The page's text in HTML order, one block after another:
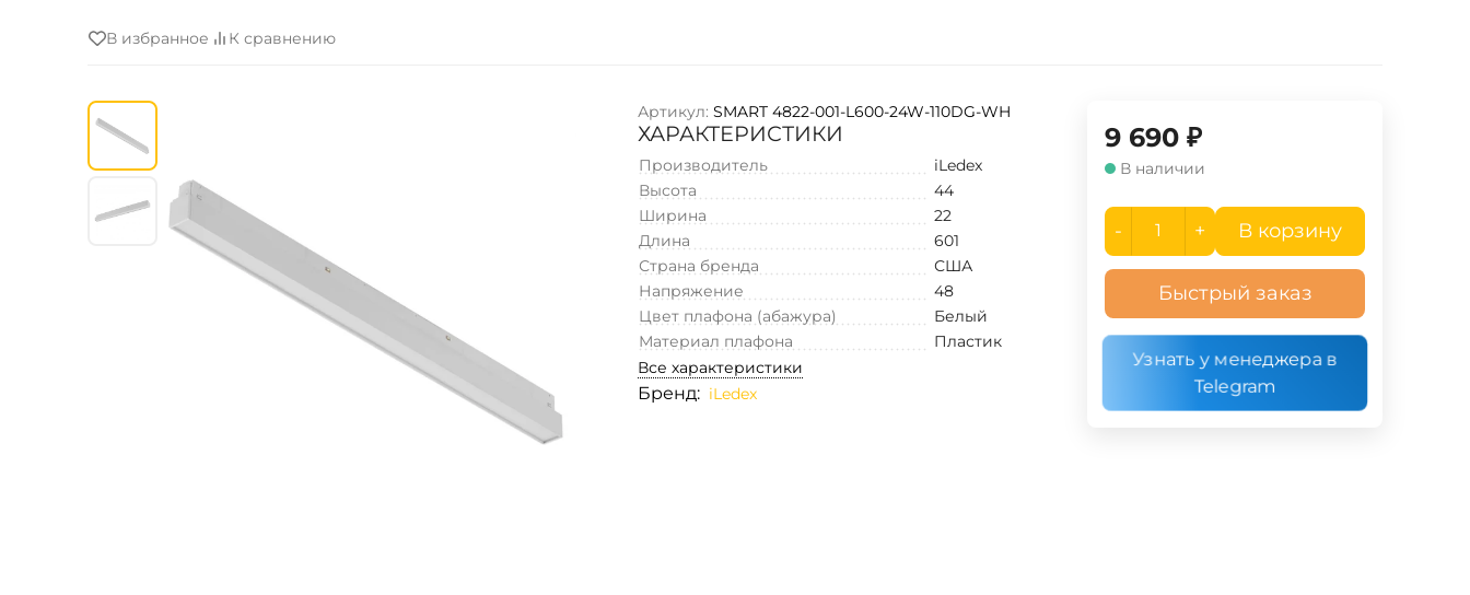
В избранное К сравнению
Артикул: SMART 4822-001-L600-24W-110DG-WH
ХАРАКТЕРИСТИКИ
Производитель
iLedex
Высота
44
Ширина
22
Длина
601
Страна бренда
США
Напряжение
48
Цвет плафона (абажура)
Белый
Материал плафона
Пластик
Все характеристики
Бренд: iLedex
9 690 ₽
В наличии
- + В корзину
Быстрый заказ
Узнать у менеджера в
Telegram